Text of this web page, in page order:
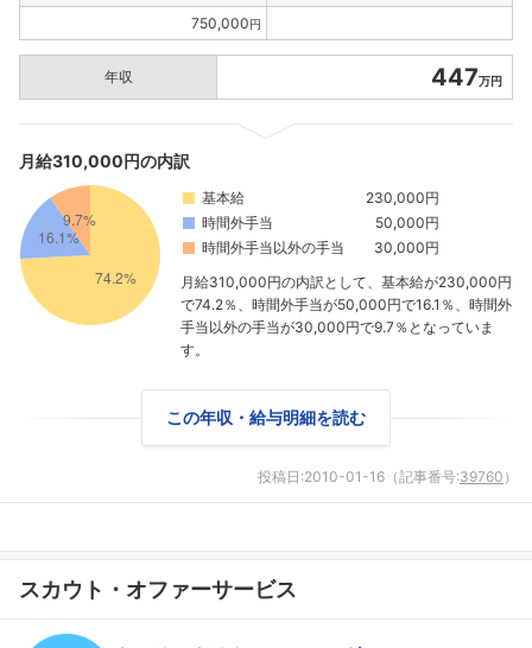
750,000円
年収 447万円
月給310,000円の内訳
基本給
230,000円
時間外手当
50,000円
時間外手当以外の手当
30,000円
月給310,000円の内訳として、基本給が230,000円
で74.2％、時間外手当が50,000円で16.1％、時間外
手当以外の手当が30,000円で9.7％となっていま
す。
この年収・給与明細を読む
投稿日:2010-01-16 （記事番号:39760 ）
スカウト・オファーサービス